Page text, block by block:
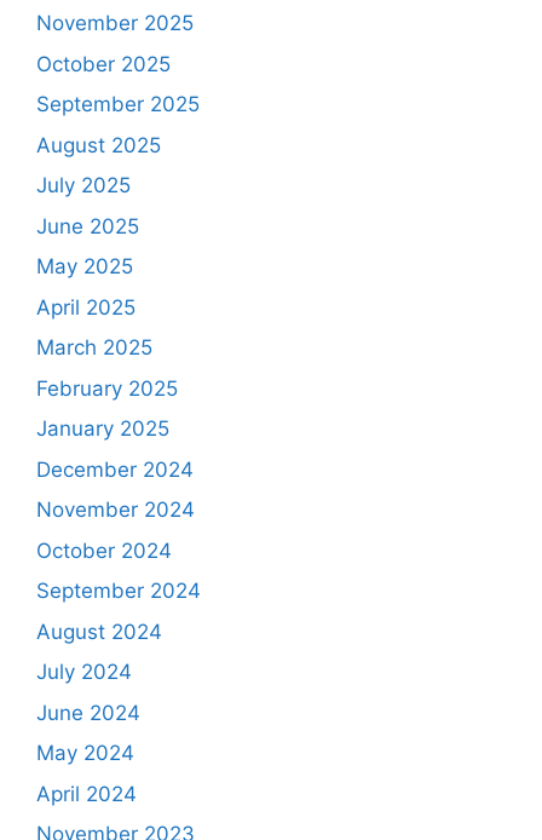
November 2025
October 2025
September 2025
August 2025
July 2025
June 2025
May 2025
April 2025
March 2025
February 2025
January 2025
December 2024
November 2024
October 2024
September 2024
August 2024
July 2024
June 2024
May 2024
April 2024
November 2023